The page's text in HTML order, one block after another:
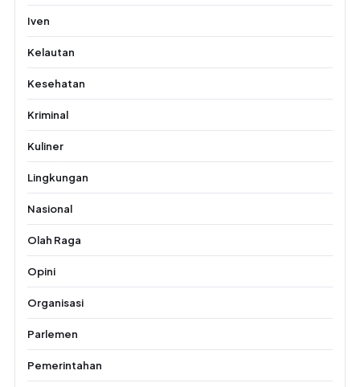
Iven
Kelautan
Kesehatan
Kriminal
Kuliner
Lingkungan
Nasional
Olah Raga
Opini
Organisasi
Parlemen
Pemerintahan